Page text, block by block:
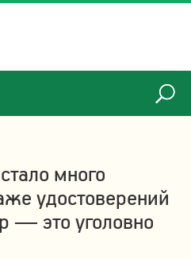
много
удостоверений
— это уголовно